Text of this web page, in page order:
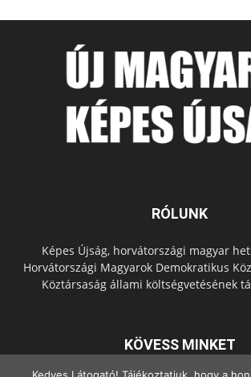
RÓLUNK
Képes Újság, horvátországi magyar
Horvátországi Magyarok Demokratikus
Köztársaság állami költségvetésének
KÖVESS MINKET